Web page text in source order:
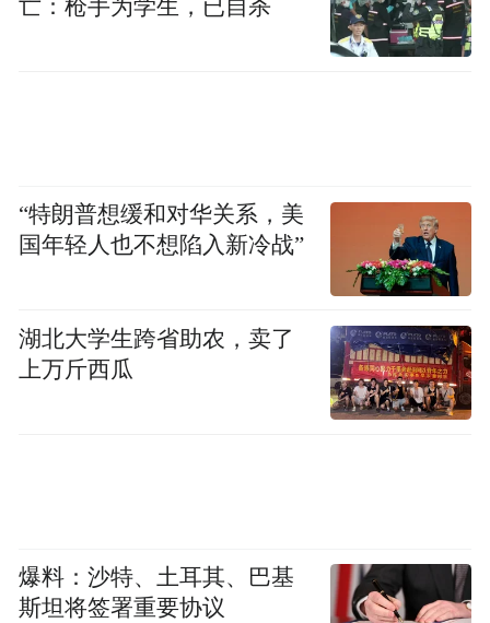
媒体报道，Tzaneen International在西班牙成
这家企业在拍卖后宣布，还打算买下机场航
站楼和停车场，并计划投入6000万至1亿欧
元，把这座机场改建成中国向欧洲出口的转
运站。
所在的卡斯蒂利亚-拉曼查地区“成品和半成
品货物桥头堡”。
亡：枪手为学生，已自杀
“特朗普想缓和对华关系，美
国年轻人也不想陷入新冷战”
湖北大学生跨省助农，卖了
上万斤西瓜
爆料：沙特、土耳其、巴基
斯坦将签署重要协议